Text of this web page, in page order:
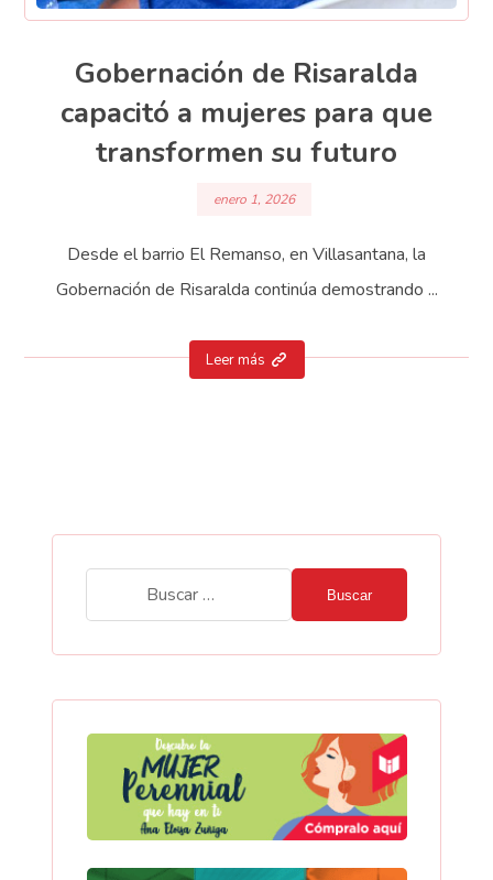
Gobernación de Risaralda
capacitó a mujeres para que
transformen su futuro
enero 1, 2026
Desde el barrio El Remanso, en Villasantana, la
Gobernación de Risaralda continúa demostrando ...
Leer más
Buscar